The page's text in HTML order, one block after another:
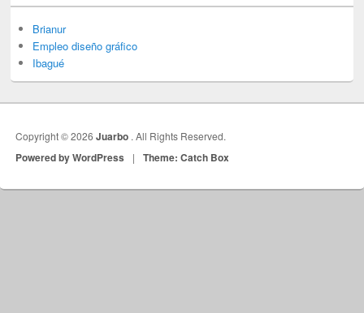
Brianur
Empleo diseño gráfico
Ibagué
Copyright © 2026Juarbo . All Rights Reserved.
Powered by WordPress | Theme: Catch Box